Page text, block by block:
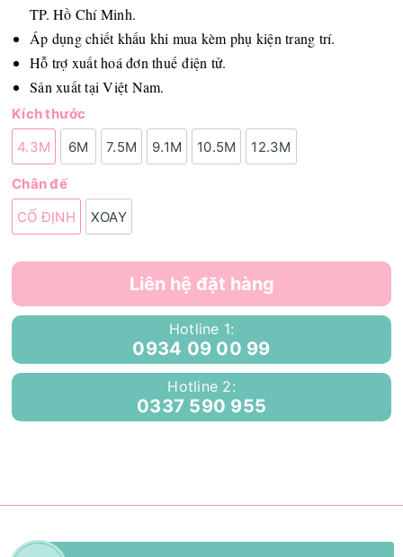
TP. Hồ Chí Minh.
Áp dụng chiết khấu khi mua kèm phụ kiện trang trí.
Hỗ trợ xuất hoá đơn thuế điện tử.
Sản xuất tại Việt Nam.
Kích thước
4.3M
6M 7.5M 9.1M 10.5M 12.3M
Chân đế
CỐ ĐỊNH
XOAY
Liên hệ đặt hàng
Hotline 1:
0934 09 00 99
Hotline 2:
0337 590 955